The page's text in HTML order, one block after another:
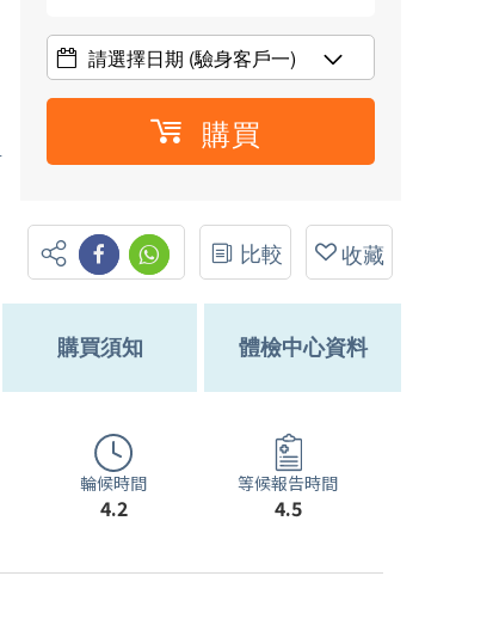
請選擇日期 (驗身客戶一)
購買
比較 收藏
購買須知 體檢中心資料
輪候時間
4.2
等候報告時間
4.5